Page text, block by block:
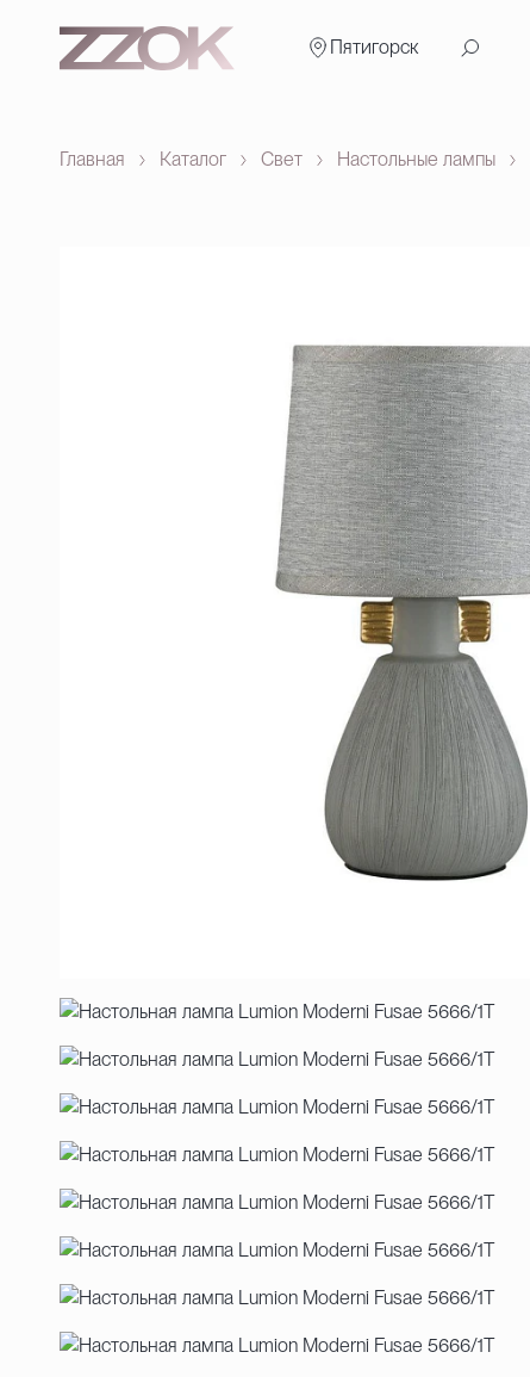
Пятигорск
Главная Каталог Свет Настольные лампы